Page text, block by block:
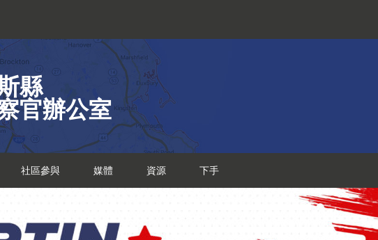
縣
官辦公室
社區參與 媒體 資源 下手